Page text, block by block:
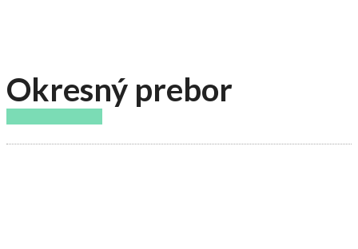
Okresný prebor